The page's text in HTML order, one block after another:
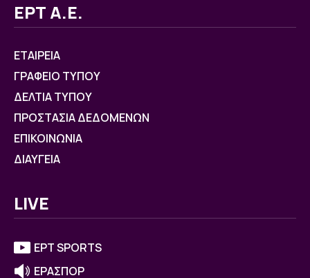
ΕΡΤ Α.Ε.
ΕΤΑΙΡΕΙΑ
ΓΡΑΦΕΙΟ ΤΥΠΟΥ
ΔΕΛΤΙΑ ΤΥΠΟΥ
ΠΡΟΣΤΑΣΙΑ ΔΕΔΟΜΕΝΩΝ
ΕΠΙΚΟΙΝΩΝΙΑ
ΔΙΑΥΓΕΙΑ
LIVE
ΕΡΤ SPORTS
ΕΡΑΣΠΟΡ